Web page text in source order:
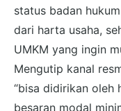
status badan
dari harta usaha,
UMKM yang ingin
Mengutip kanal
“bisa didirikan oleh
besaran modal